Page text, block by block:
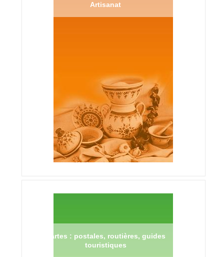
Artisanat
Cartes : postales, routières, guides
touristiques